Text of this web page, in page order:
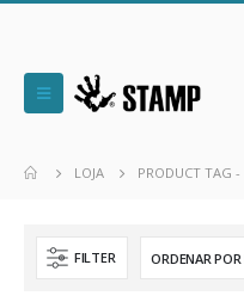
LOJA PRODUCT TAG -
FILTER